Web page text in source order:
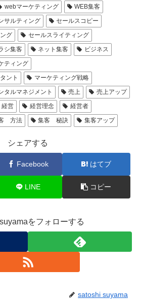
webマーケティング
WEB集客
サルティング
セールスコピー
グ
セールスライティング
シ集客 ネット集客
ビジネス
ティング
ント
マーケティング戦略
タルマネジメント 売上
売上アップ
経営 経営理念
経営者
方法 集客 秘訣 集客アップ
シェアする
Facebook はてブ
LINE コピー
をフォローする
satoshi suyama